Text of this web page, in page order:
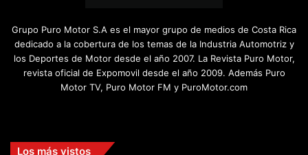
Grupo Puro Motor S.A es el mayor grupo de medios de Costa Rica
dedicado a la cobertura de los temas de la Industria Automotriz y
los Deportes de Motor desde el año 2007. La Revista Puro Motor,
revista oficial de Expomovil desde el año 2009. Además Puro
Motor TV, Puro Motor FM y PuroMotor.com
Los más vistos